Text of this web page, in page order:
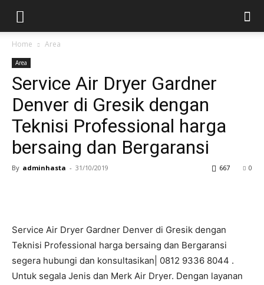
Home Area
Area
Service Air Dryer Gardner
Denver di Gresik dengan
Teknisi Professional harga
bersaing dan Bergaransi
By adminhasta - 31/10/2019 0
667
Service Air Dryer Gardner Denver di Gresik dengan
Teknisi Professional harga bersaing dan Bergaransi
segera hubungi dan konsultasikan| 0812 9336 8044 .
Untuk segala Jenis dan Merk Air Dryer. Dengan layanan